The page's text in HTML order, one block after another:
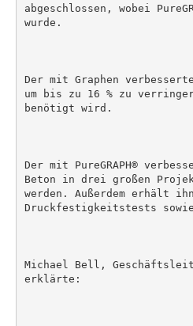
abgeschlossen, wobei
wurde.
Der mit Graphen
um bis zu 16 % zu
benötigt wird.
Der mit PureGRAPH®
Beton in drei großen
werden. Außerdem erhält
Druckfestigkeitstests
Michael Bell,
erklärte: